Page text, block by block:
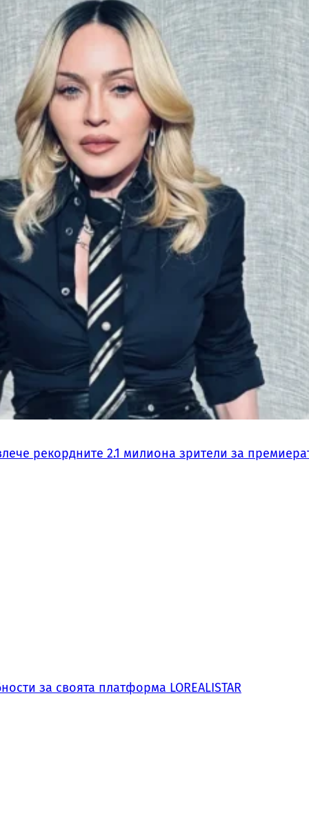
рекордните 2.1 милиона зрители за
за своята платформа LOREALISTAR